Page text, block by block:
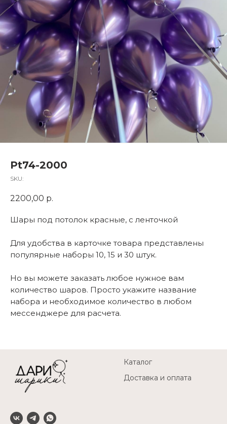
Pt74-2000
SKU:
2200,00 р.
Шары под потолок красные, с ленточкой
Для удобства в карточке товара представлены
популярные наборы 10, 15 и 30 штук.
Но вы можете заказать любое нужное вам
количество шаров. Просто укажите название
набора и необходимое количество в любом
мессенджере для расчета.
Каталог
Доставка и оплата